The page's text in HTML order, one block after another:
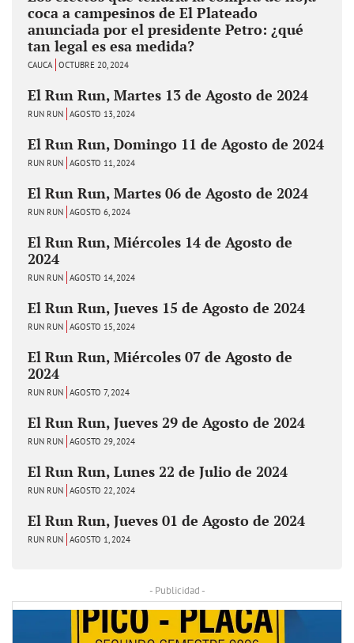
coca a campesinos de El Plateado
anunciada por el presidente Petro: ¿qué
tan legal es esa medida?
CAUCA OCTUBRE 20, 2024
El Run Run, Martes 13 de Agosto de 2024
RUN RUN AGOSTO 13, 2024
El Run Run, Domingo 11 de Agosto de 2024
RUN RUN AGOSTO 11, 2024
El Run Run, Martes 06 de Agosto de 2024
RUN RUN AGOSTO 6, 2024
El Run Run, Miércoles 14 de Agosto de
2024
RUN RUN AGOSTO 14, 2024
El Run Run, Jueves 15 de Agosto de 2024
RUN RUN AGOSTO 15, 2024
El Run Run, Miércoles 07 de Agosto de
2024
RUN RUN AGOSTO 7, 2024
El Run Run, Jueves 29 de Agosto de 2024
RUN RUN AGOSTO 29, 2024
El Run Run, Lunes 22 de Julio de 2024
RUN RUN AGOSTO 22, 2024
El Run Run, Jueves 01 de Agosto de 2024
RUN RUN AGOSTO 1, 2024
- Publicidad -